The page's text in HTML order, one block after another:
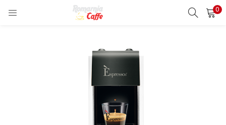
0
LOGIN REGISTER
Enter your username and password to login.